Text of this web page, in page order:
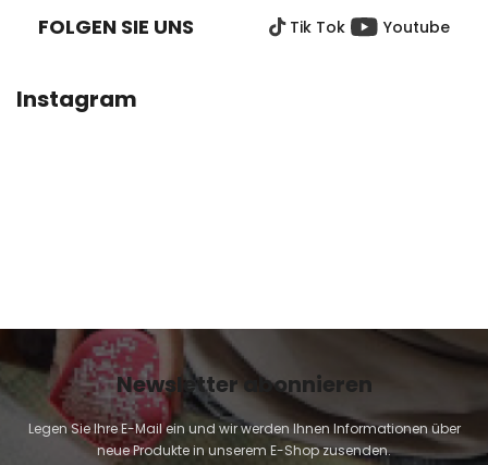
FOLGEN SIE UNS Tik Tok Youtube
Instagram
Newsletter abonnieren
Legen Sie Ihre E-Mail ein und wir werden Ihnen Informationen über
neue Produkte in unserem E-Shop zusenden.